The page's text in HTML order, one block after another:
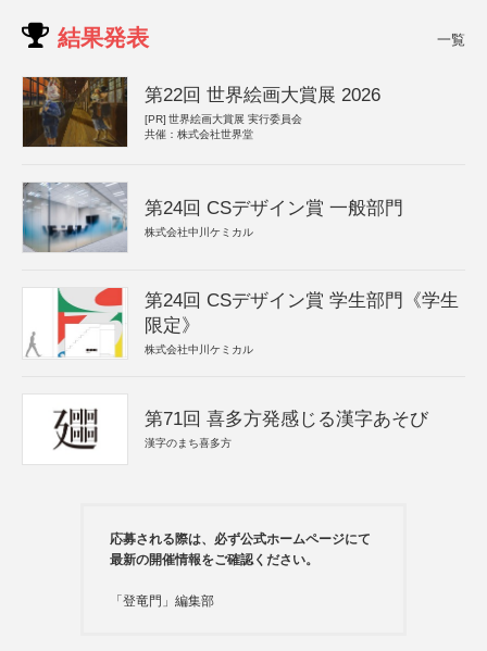
結果発表 一覧
第22回 世界絵画大賞展 2026
[PR] 世界絵画大賞展 実行委員会
共催：株式会社世界堂
第24回 CSデザイン賞 一般部門
株式会社中川ケミカル
第24回 CSデザイン賞 学生部門《学生
限定》
株式会社中川ケミカル
第71回 喜多方発感じる漢字あそび
漢字のまち喜多方
応募される際は、必ず公式ホームページにて
最新の開催情報をご確認ください。
「登竜門」編集部